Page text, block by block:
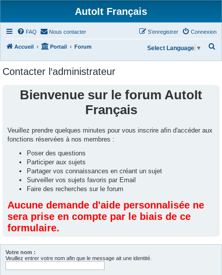
AutoIt Français
FAQ Nous contacter Connexion
S’enregistrer
Accueil Portail Forum Select Language ▼
Contacter l‘administrateur
Bienvenue sur le forum AutoIt
Français
Veuillez prendre quelques minutes pour vous inscrire afin d'accéder aux
fonctions réservées à nos membres :
Poser des questions
Participer aux sujets
Partager vos connaissances en créant un sujet
Surveiller vos sujets favoris par Email
Faire des recherches sur le forum
Aucune demande d'aide personnalisée ne
sera prise en compte par le biais de ce
formulaire.
Votre nom :
Veuillez entrer votre nom afin que le message ait une identité.